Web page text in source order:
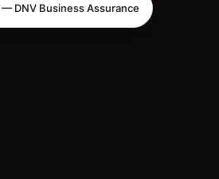
— DNV Business Assurance